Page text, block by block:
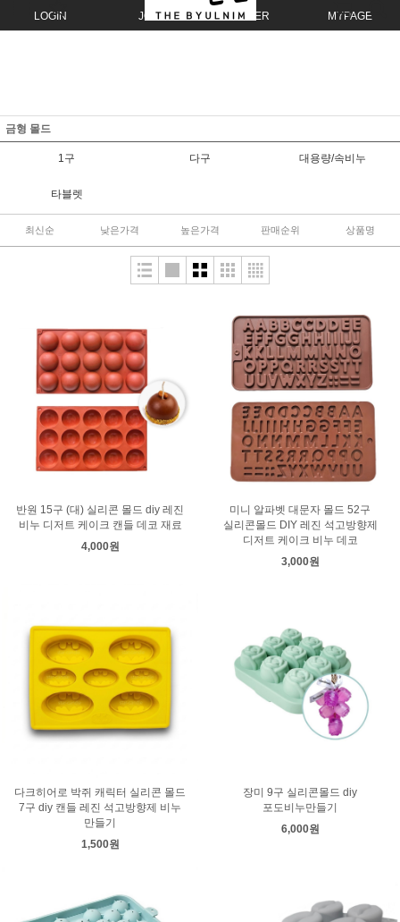
LOGIN JOIN ORDER MYPAGE
금형 몰드
1구 다구 대용량/속비누
타블렛
최신순 낮은가격 높은가격 판매순위 상품명
반원 15구 (대) 실리콘 몰드 diy 레진
비누 디저트 케이크 캔들 데코 재료
4,000원
미니 알파벳 대문자 몰드 52구
실리콘몰드 DIY 레진 석고방향제
디저트 케이크 비누 데코
3,000원
다크히어로 박쥐 캐릭터 실리콘 몰드
7구 diy 캔들 레진 석고방향제 비누
만들기
1,500원
장미 9구 실리콘몰드 diy
포도비누만들기
6,000원